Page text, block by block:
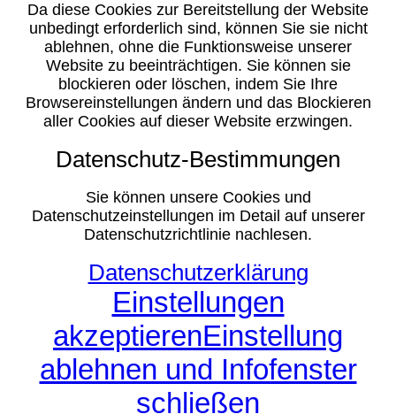
Da diese Cookies zur Bereitstellung der Website
unbedingt erforderlich sind, können Sie sie nicht
ablehnen, ohne die Funktionsweise unserer
Website zu beeinträchtigen. Sie können sie
blockieren oder löschen, indem Sie Ihre
Browsereinstellungen ändern und das Blockieren
aller Cookies auf dieser Website erzwingen.
Datenschutz-Bestimmungen
Sie können unsere Cookies und
Datenschutzeinstellungen im Detail auf unserer
Datenschutzrichtlinie nachlesen.
Datenschutzerklärung
Einstellungen
akzeptierenEinstellung
ablehnen und Infofenster
schließen